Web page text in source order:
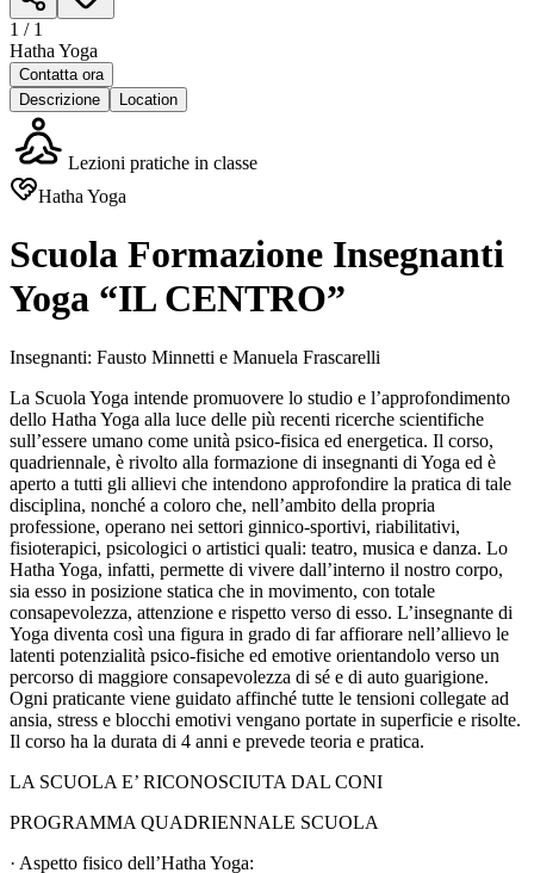
1 / 1
Hatha Yoga
Contatta ora
Descrizione
Location
Lezioni pratiche in classe
Hatha Yoga
Scuola Formazione Insegnanti
Yoga “IL CENTRO”
Insegnanti: Fausto Minnetti e Manuela Frascarelli
La Scuola Yoga intende promuovere lo studio e l’approfondimento
dello Hatha Yoga alla luce delle più recenti ricerche scientifiche
sull’essere umano come unità psico-fisica ed energetica. Il corso,
quadriennale, è rivolto alla formazione di insegnanti di Yoga ed è
aperto a tutti gli allievi che intendono approfondire la pratica di tale
disciplina, nonché a coloro che, nell’ambito della propria
professione, operano nei settori ginnico-sportivi, riabilitativi,
fisioterapici, psicologici o artistici quali: teatro, musica e danza. Lo
Hatha Yoga, infatti, permette di vivere dall’interno il nostro corpo,
sia esso in posizione statica che in movimento, con totale
consapevolezza, attenzione e rispetto verso di esso. L’insegnante di
Yoga diventa così una figura in grado di far affiorare nell’allievo le
latenti potenzialità psico-fisiche ed emotive orientandolo verso un
percorso di maggiore consapevolezza di sé e di auto guarigione.
Ogni praticante viene guidato affinché tutte le tensioni collegate ad
ansia, stress e blocchi emotivi vengano portate in superficie e risolte.
Il corso ha la durata di 4 anni e prevede teoria e pratica.
LA SCUOLA E’ RICONOSCIUTA DAL CONI
PROGRAMMA QUADRIENNALE SCUOLA
· Aspetto fisico dell’Hatha Yoga: